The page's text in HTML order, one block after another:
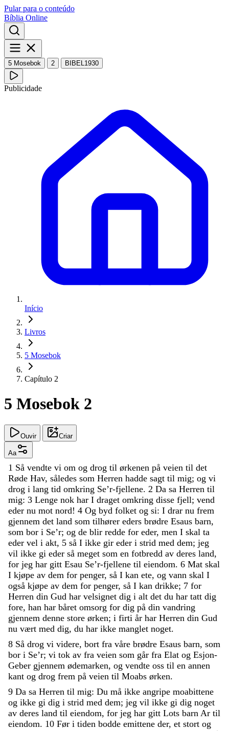
Pular para o conteúdo
Bíblia Online
5 Mosebok 2 BIBEL1930
Publicidade
Início
Livros
5 Mosebok
Capítulo 2
5 Mosebok 2
Ouvir Criar
Aa
1 Så vendte vi om og drog til ørkenen på veien til det
Røde Hav, således som Herren hadde sagt til mig; og vi
drog i lang tid omkring Se’r-fjellene. 2 Da sa Herren til
mig: 3 Lenge nok har I draget omkring disse fjell; vend
eder nu mot nord! 4 Og byd folket og si: I drar nu frem
gjennem det land som tilhører eders brødre Esaus barn,
som bor i Se’r; og de blir redde for eder, men I skal ta
eder vel i akt, 5 så I ikke gir eder i strid med dem; jeg
vil ikke gi eder så meget som en fotbredd av deres land,
for jeg har gitt Esau Se’r-fjellene til eiendom. 6 Mat skal
I kjøpe av dem for penger, så I kan ete, og vann skal I
også kjøpe av dem for penger, så I kan drikke; 7 for
Herren din Gud har velsignet dig i alt det du har tatt dig
fore, han har båret omsorg for dig på din vandring
gjennem denne store ørken; i firti år har Herren din Gud
nu vært med dig, du har ikke manglet noget.
8 Så drog vi videre, bort fra våre brødre Esaus barn, som
bor i Se’r; vi tok av fra veien som går fra Elat og Esjon-
Geber gjennem ødemarken, og vendte oss til en annen
kant og drog frem på veien til Moabs ørken.
9 Da sa Herren til mig: Du må ikke angripe moabittene
og ikke gi dig i strid med dem; jeg vil ikke gi dig noget
av deres land til eiendom, for jeg har gitt Lots barn Ar til
eiendom. 10 Før i tiden bodde emittene der, et stort og